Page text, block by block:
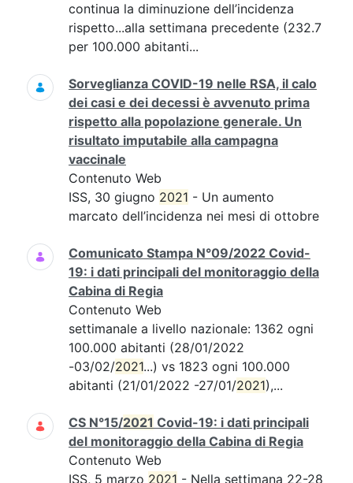
continua la diminuzione dell’incidenza
rispetto...alla settimana precedente (232.7
per 100.000 abitanti...
Sorveglianza COVID-19 nelle RSA, il calo
dei casi e dei decessi è avvenuto prima
rispetto alla popolazione generale. Un
risultato imputabile alla campagna
vaccinale
Contenuto Web
ISS, 30 giugno 2021 - Un aumento
marcato dell’incidenza nei mesi di ottobre
Comunicato Stampa N°09/2022 Covid-
19: i dati principali del monitoraggio della
Cabina di Regia
Contenuto Web
settimanale a livello nazionale: 1362 ogni
100.000 abitanti (28/01/2022
-03/02/2021...) vs 1823 ogni 100.000
abitanti (21/01/2022 -27/01/2021),...
CS N°15/2021 Covid-19: i dati principali
del monitoraggio della Cabina di Regia
Contenuto Web
ISS, 5 marzo 2021 - Nella settimana 22-28